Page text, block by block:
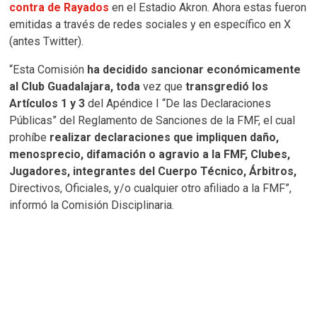
contra de Rayados en el Estadio Akron. Ahora estas fueron
emitidas a través de redes sociales y en específico en X
(antes Twitter).
“Esta Comisión ha decidido sancionar económicamente
al Club Guadalajara, todavez quetransgredió los
Artículos 1 y 3 del Apéndice I “De las Declaraciones
Públicas” del Reglamento de Sanciones de la FMF, el cual
prohíbe realizar declaraciones que impliquen daño,
menosprecio, difamación o agravio a la FMF, Clubes,
Jugadores, integrantes del Cuerpo Técnico, Árbitros,
Directivos, Oficiales, y/o cualquier otro afiliado a la FMF”,
informó la Comisión Disciplinaria.